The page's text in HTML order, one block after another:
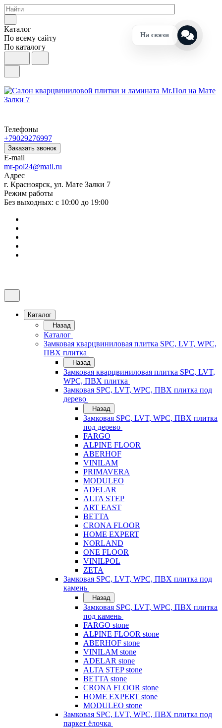
Каталог
По всему сайту
По каталогу
Телефоны
+79029276997
Заказать звонок
E-mail
mr-pol24@mail.ru
Адрес
г. Красноярск, ул. Мате Залки 7
Режим работы
Без выходных: с 10:00 до 19:00
Каталог
Назад
Каталог
Замковая кварцвиниловая плитка SPC, LVT, WPC,
ПВХ плитка
Назад
Замковая кварцвиниловая плитка SPC, LVT,
WPC, ПВХ плитка
Замковая SPC, LVT, WPC, ПВХ плитка под
дерево
Назад
Замковая SPC, LVT, WPC, ПВХ плитка
под дерево
FARGO
ALPINE FLOOR
ABERHOF
VINILAM
PRIMAVERA
MODULEO
ADELAR
ALTA STEP
ART EAST
BETTA
CRONA FLOOR
HOME EXPERT
NORLAND
ONE FLOOR
VINILPOL
ZETA
Замковая SPC, LVT, WPC, ПВХ плитка под
камень
Назад
Замковая SPC, LVT, WPC, ПВХ плитка
под камень
FARGO stone
ALPINE FLOOR stone
ABERHOF stone
VINILAM stone
ADELAR stone
ALTA STEP stone
BETTA stone
CRONA FLOOR stone
HOME EXPERT stone
MODULEO stone
Замковая SPC, LVT, WPC, ПВХ плитка под
паркет ёлочка
На связи